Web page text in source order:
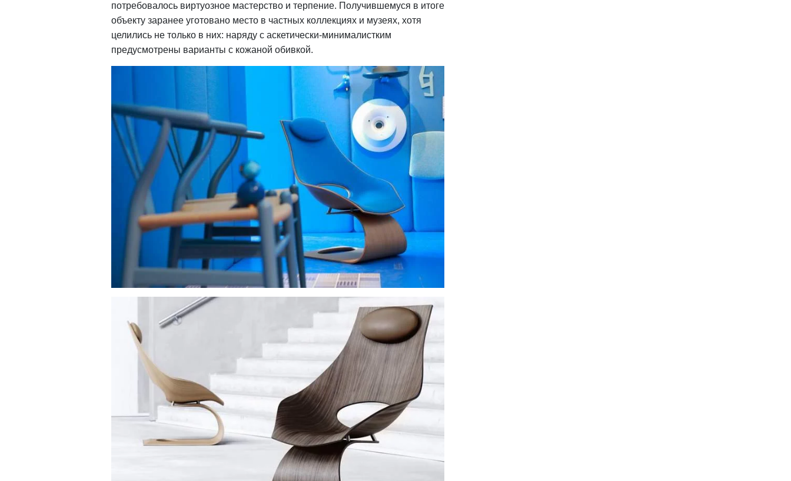
потребовалось виртуозное мастерство и терпение. Получившемуся в итоге
объекту заранее уготовано место в частных коллекциях и музеях, хотя
целились не только в них: наряду с аскетически-минималистким
предусмотрены варианты с кожаной обивкой.